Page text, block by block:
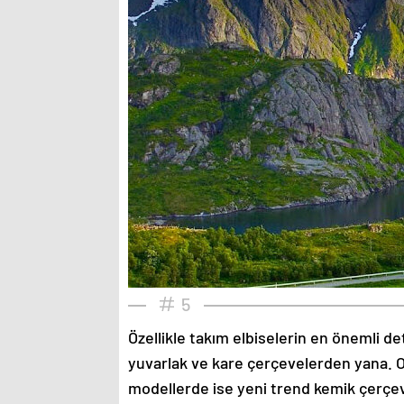
5
Özellikle takım elbiselerin en önemli
yuvarlak ve kare çerçevelerden yana.
modellerde ise yeni trend kemik